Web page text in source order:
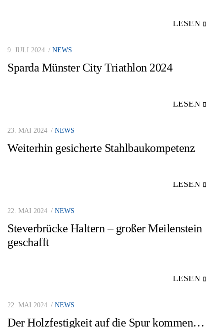
LESEN
9. JULI 2024 NEWS
Sparda Münster City Triathlon 2024
LESEN
23. MAI 2024 NEWS
Weiterhin gesicherte Stahlbaukompetenz
LESEN
22. MAI 2024 NEWS
Steverbrücke Haltern – großer Meilenstein
geschafft
LESEN
22. MAI 2024 NEWS
Der Holzfestigkeit auf die Spur kommen…